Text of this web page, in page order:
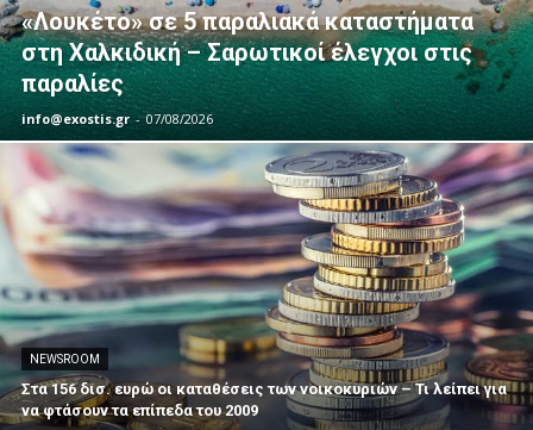
«Λουκέτο» σε 5 παραλιακά καταστήματα
στη Χαλκιδική – Σαρωτικοί έλεγχοι στις
παραλίες
info@exostis.gr - 07/08/2026
NEWSROOM
Στα 156 δισ. ευρώ οι καταθέσεις των νοικοκυριών – Τι λείπει για
να φτάσουν τα επίπεδα του 2009